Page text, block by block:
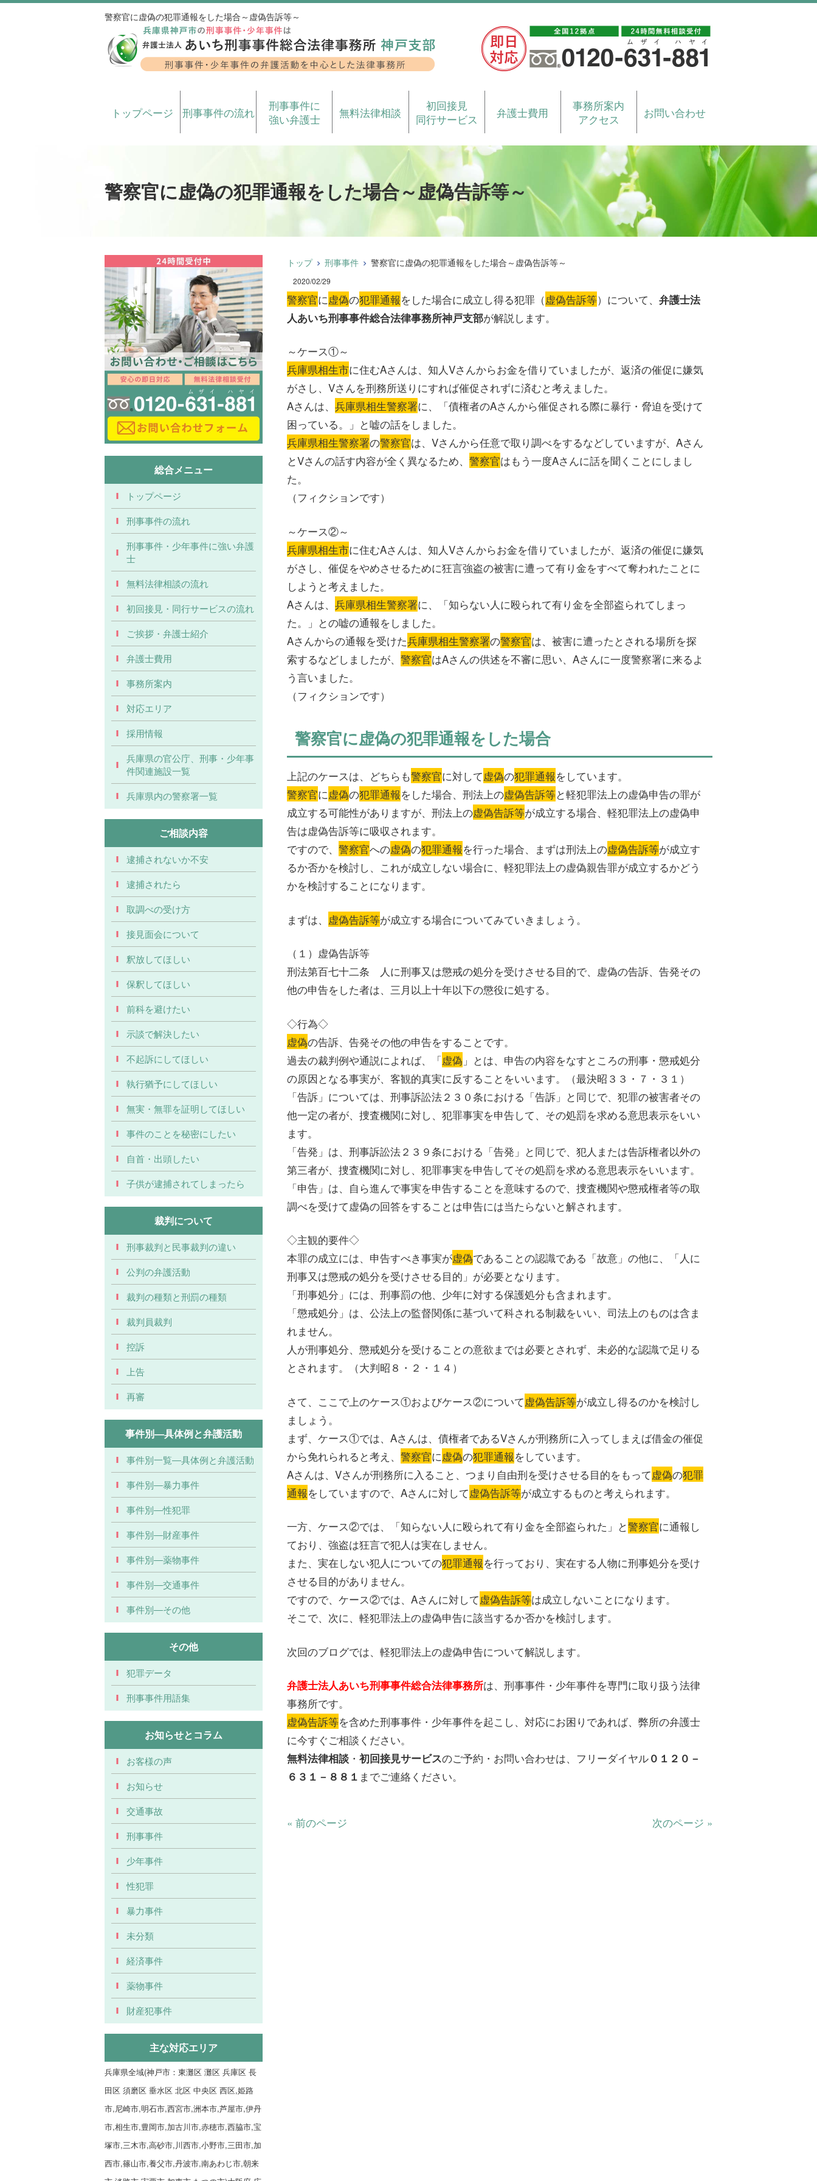
警察官に虚偽の犯罪通報をした場合～虚偽告訴等～
トップページ 刑事事件の流れ
刑事事件に
強い弁護士
無料法律相談
初回接見
同行サービス
弁護士費用
事務所案内
アクセス
お問い合わせ
警察官に虚偽の犯罪通報をした場合～虚偽告訴等～
トップ 刑事事件 警察官に虚偽の犯罪通報をした場合～虚偽告訴等～
2020/02/29
警察官に虚偽の犯罪通報をした場合に成立し得る犯罪（虚偽告訴等）について、 弁護士法
人あいち刑事事件総合法律事務所神戸支部が解説します。
～ケース①～
兵庫県相生市に住むAさんは、知人Vさんからお金を借りていましたが、返済の催促に嫌気
がさし、Vさんを刑務所送りにすれば催促されずに済むと考えました。
Aさんは、 兵庫県相生警察署に、「債権者のAさんから催促される際に暴行・脅迫を受けて
困っている。」と嘘の話をしました。
兵庫県相生警察署の警察官は、Vさんから任意で取り調べをするなどしていますが、Aさん
とVさんの話す内容が全く異なるため、 警察官はもう一度Aさんに話を聞くことにしまし
た。
（フィクションです）
～ケース②～
兵庫県相生市に住むAさんは、知人Vさんからお金を借りていましたが、返済の催促に嫌気
がさし、催促をやめさせるために狂言強盗の被害に遭って有り金をすべて奪われたことに
しようと考えました。
Aさんは、 兵庫県相生警察署に、「知らない人に殴られて有り金を全部盗られてしまっ
た。」との嘘の通報をしました。
Aさんからの通報を受けた兵庫県相生警察署の警察官は、被害に遭ったとされる場所を探
索するなどしましたが、 警察官はAさんの供述を不審に思い、Aさんに一度警察署に来るよ
う言いました。
（フィクションです）
警察官に虚偽の犯罪通報をした場合
上記のケースは、どちらも警察官に対して虚偽の犯罪通報をしています。
警察官に虚偽の犯罪通報をした場合、刑法上の虚偽告訴等と軽犯罪法上の虚偽申告の罪が
成立する可能性がありますが、刑法上の虚偽告訴等が成立する場合、軽犯罪法上の虚偽申
告は虚偽告訴等に吸収されます。
ですので、 警察官への虚偽の犯罪通報を行った場合、まずは刑法上の虚偽告訴等が成立す
るか否かを検討し、これが成立しない場合に、軽犯罪法上の虚偽親告罪が成立するかどう
かを検討することになります。
まずは、 虚偽告訴等が成立する場合についてみていきましょう。
（１）虚偽告訴等
刑法第百七十二条 人に刑事又は懲戒の処分を受けさせる目的で、虚偽の告訴、告発その
他の申告をした者は、三月以上十年以下の懲役に処する。
◇行為◇
虚偽の告訴、告発その他の申告をすることです。
過去の裁判例や通説によれば、「虚偽 」とは、申告の内容をなすところの刑事・懲戒処分
の原因となる事実が、客観的真実に反することをいいます。（最決昭３３・７・３１）
「告訴」については、刑事訴訟法２３０条における「告訴」と同じで、犯罪の被害者その
他一定の者が、捜査機関に対し、犯罪事実を申告して、その処罰を求める意思表示をいい
ます。
「告発」は、刑事訴訟法２３９条における「告発」と同じで、犯人または告訴権者以外の
第三者が、捜査機関に対し、犯罪事実を申告してその処罰を求める意思表示をいいます。
「申告」は、自ら進んで事実を申告することを意味するので、捜査機関や懲戒権者等の取
調べを受けて虚偽の回答をすることは申告には当たらないと解されます。
◇主観的要件◇
本罪の成立には、申告すべき事実が虚偽であることの認識である「故意」の他に、「人に
刑事又は懲戒の処分を受けさせる目的」が必要となります。
「刑事処分」には、刑事罰の他、少年に対する保護処分も含まれます。
「懲戒処分」は、公法上の監督関係に基づいて科される制裁をいい、司法上のものは含ま
れません。
人が刑事処分、懲戒処分を受けることの意欲までは必要とされず、未必的な認識で足りる
とされます。（大判昭８・２・１４）
さて、ここで上のケース①およびケース②について虚偽告訴等が成立し得るのかを検討し
ましょう。
まず、ケース①では、Aさんは、債権者であるVさんが刑務所に入ってしまえば借金の催促
から免れられると考え、 警察官に虚偽の犯罪通報をしています。
Aさんは、Vさんが刑務所に入ること、つまり自由刑を受けさせる目的をもって虚偽の犯罪
通報をしていますので、Aさんに対して虚偽告訴等が成立するものと考えられます。
一方、ケース②では、「知らない人に殴られて有り金を全部盗られた」と警察官に通報し
ており、強盗は狂言で犯人は実在しません。
また、実在しない犯人についての犯罪通報を行っており、実在する人物に刑事処分を受け
させる目的がありません。
ですので、ケース②では、Aさんに対して虚偽告訴等は成立しないことになります。
そこで、次に、軽犯罪法上の虚偽申告に該当するか否かを検討します。
次回のブログでは、軽犯罪法上の虚偽申告について解説します。
弁護士法人あいち刑事事件総合法律事務所は、刑事事件・少年事件を専門に取り扱う法律
事務所です。
虚偽告訴等を含めた刑事事件・少年事件を起こし、対応にお困りであれば、弊所の弁護士
に今すぐご相談ください。
無料法律相談 ・ 初回接見サービスのご予約・お問い合わせは、フリーダイヤル０１２０－
６３１－８８１ までご連絡ください。
« 前のページ 次のページ »
総合メニュー
トップページ
刑事事件の流れ
刑事事件・少年事件に強い弁護
士
無料法律相談の流れ
初回接見・同行サービスの流れ
ご挨拶・弁護士紹介
弁護士費用
事務所案内
対応エリア
採用情報
兵庫県の官公庁、刑事・少年事
件関連施設一覧
兵庫県内の警察署一覧
ご相談内容
逮捕されないか不安
逮捕されたら
取調べの受け方
接見面会について
釈放してほしい
保釈してほしい
前科を避けたい
示談で解決したい
不起訴にしてほしい
執行猶予にしてほしい
無実・無罪を証明してほしい
事件のことを秘密にしたい
自首・出頭したい
子供が逮捕されてしまったら
裁判について
刑事裁判と民事裁判の違い
公判の弁護活動
裁判の種類と刑罰の種類
裁判員裁判
控訴
上告
再審
事件別―具体例と弁護活動
事件別一覧―具体例と弁護活動
事件別―暴力事件
事件別―性犯罪
事件別―財産事件
事件別―薬物事件
事件別―交通事件
事件別―その他
その他
犯罪データ
刑事事件用語集
お知らせとコラム
お客様の声
お知らせ
交通事故
刑事事件
少年事件
性犯罪
暴力事件
未分類
経済事件
薬物事件
財産犯事件
主な対応エリア
兵庫県全域(神戸市：東灘区 灘区 兵庫区 長
田区 須磨区 垂水区 北区 中央区 西区,姫路
市,尼崎市,明石市,西宮市,洲本市,芦屋市,伊丹
市,相生市,豊岡市,加古川市,赤穂市,西脇市,宝
塚市,三木市,高砂市,川西市,小野市,三田市,加
西市,篠山市,養父市,丹波市,南あわじ市,朝来